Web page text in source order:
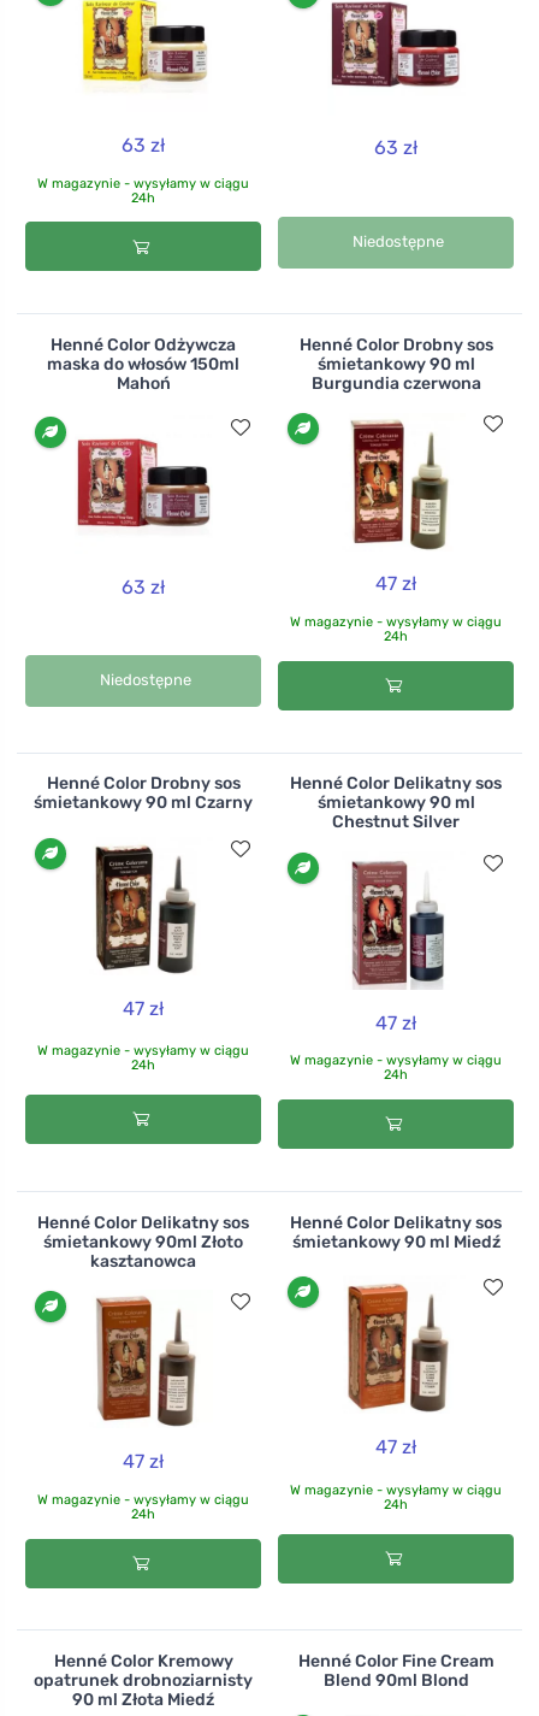
63 zł
W magazynie - wysyłamy w ciągu
24h
63 zł
Niedostępne
Henné Color Odżywcza
maska do włosów 150ml
Mahoń
63 zł
Niedostępne
Henné Color Drobny sos
śmietankowy 90 ml
Burgundia czerwona
47 zł
W magazynie - wysyłamy w ciągu
24h
Henné Color Drobny sos
śmietankowy 90 ml Czarny
47 zł
W magazynie - wysyłamy w ciągu
24h
Henné Color Delikatny sos
śmietankowy 90 ml
Chestnut Silver
47 zł
W magazynie - wysyłamy w ciągu
24h
Henné Color Delikatny sos
śmietankowy 90ml Złoto
kasztanowca
47 zł
W magazynie - wysyłamy w ciągu
24h
Henné Color Delikatny sos
śmietankowy 90 ml Miedź
47 zł
W magazynie - wysyłamy w ciągu
24h
Henné Color Kremowy
opatrunek drobnoziarnisty
90 ml Złota Miedź
Henné Color Fine Cream
Blend 90ml Blond